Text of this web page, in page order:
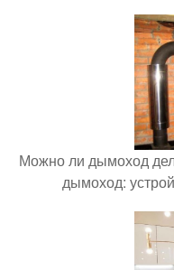
Можно ли дымоход
дымоход: